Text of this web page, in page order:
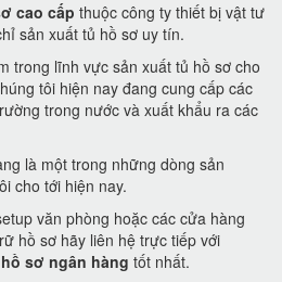
cao cấp thuộc công ty thiết bị vật tư
sản xuất tủ hồ sơ uy tín.
trong lĩnh vực sản xuất tủ hồ sơ cho
tôi hiện nay đang cung cấp các
trong nước và xuất khẩu ra các
là một trong những dòng sản
cho tới hiện nay.
văn phòng hoặc các cửa hàng
hồ sơ hãy liên hệ trực tiếp với
sơ ngân hàng tốt nhất.